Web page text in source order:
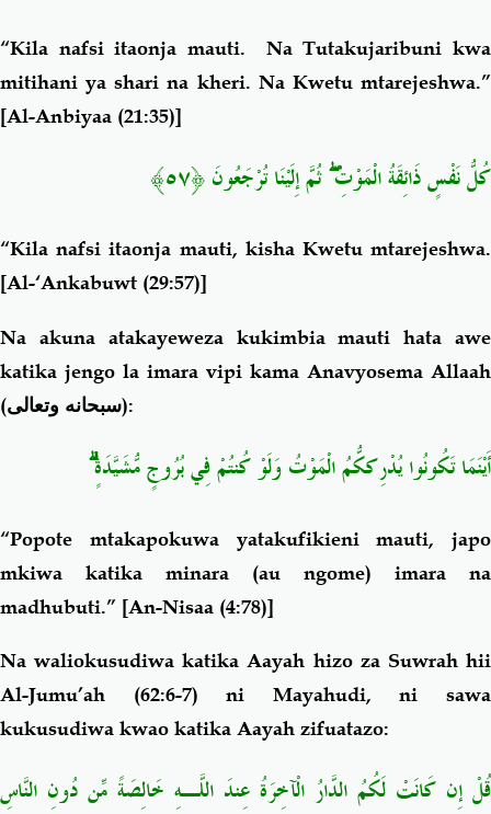
“Kila nafsi itaonja mauti. Na Tutakujaribuni kwa
mitihani ya shari na kheri. Na Kwetu mtarejeshwa.”
[Al-Anbiyaa (21:35)]
كُلُّ نَفْسٍ ذَائِقَةُ الْمَوْتِ ۖ ثُمَّ إِلَيْنَا تُرْجَعُونَ ﴿٥٧﴾
“Kila nafsi itaonja mauti, kisha Kwetu mtarejeshwa.
[Al-‘Ankabuwt (29:57)]
Na akuna atakayeweza kukimbia mauti hata awe
katika jengo la imara vipi kama Anavyosema Allaah
(سبحانه وتعالى):
أَيْنَمَا تَكُونُوا يُدْرِككُّمُ الْمَوْتُ وَلَوْ كُنتُمْ فِي بُرُوجٍ مُّشَيَّدَةٍۗ
“Popote mtakapokuwa yatakufikieni mauti, japo
mkiwa katika minara (au ngome) imara na
madhubuti.” [An-Nisaa (4:78)]
Na waliokusudiwa katika Aayah hizo za Suwrah hii
Al-Jumu’ah (62:6-7) ni Mayahudi, ni sawa
kukusudiwa kwao katika Aayah zifuatazo:
قُلْ إِن كَانَتْ لَكُمُ الدَّارُ الْآخِرَةُ عِندَ اللَّـهِ خَالِصَةً مِّن دُونِ النَّاسِ